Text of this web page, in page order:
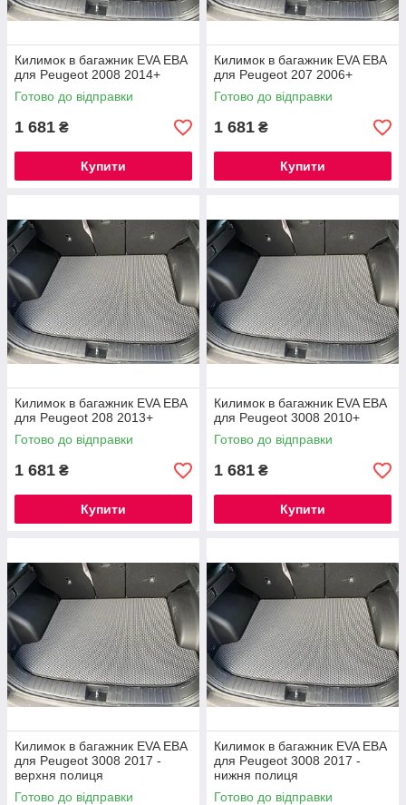
Килимок в багажник EVA ЕВА
для Peugeot 2008 2014+
Готово до відправки
1 681 ₴
Купити
Килимок в багажник EVA ЕВА
для Peugeot 207 2006+
Готово до відправки
1 681 ₴
Купити
Килимок в багажник EVA ЕВА
для Peugeot 208 2013+
Готово до відправки
1 681 ₴
Купити
Килимок в багажник EVA ЕВА
для Peugeot 3008 2010+
Готово до відправки
1 681 ₴
Купити
Килимок в багажник EVA ЕВА
для Peugeot 3008 2017 -
верхня полиця
Готово до відправки
Килимок в багажник EVA ЕВА
для Peugeot 3008 2017 -
нижня полиця
Готово до відправки